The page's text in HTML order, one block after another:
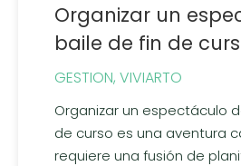
Organizar un
baile de fin de
GESTION, VIVIARTO
Organizar un espectáculo
de curso es una aventura
requiere una fusión de